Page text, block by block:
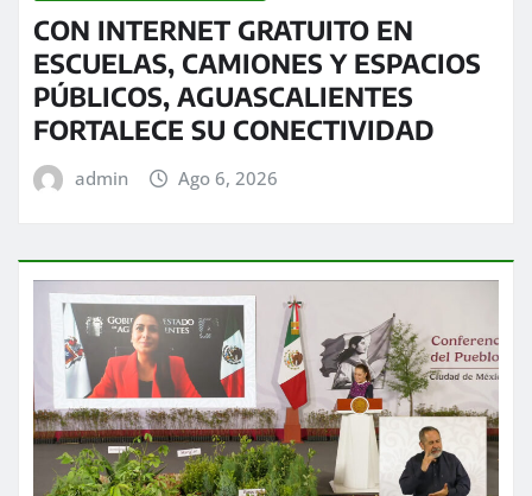
CON INTERNET GRATUITO EN
ESCUELAS, CAMIONES Y ESPACIOS
PÚBLICOS, AGUASCALIENTES
FORTALECE SU CONECTIVIDAD
admin Ago 6, 2026